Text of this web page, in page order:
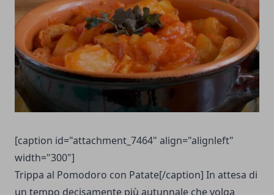
[caption id="attachment_7464" align="alignleft"
width="300"]
Trippa al Pomodoro con Patate[/caption] In attesa di
un tempo decisamente più autunnale che volga